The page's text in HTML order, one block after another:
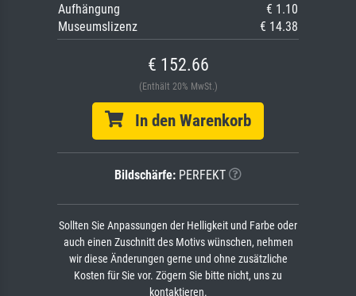
Aufhängung
€ 1.10
Museumslizenz
€ 14.38
€ 152.66
(Enthält 20% MwSt.)
In den Warenkorb
Bildschärfe: PERFEKT
Sollten Sie Anpassungen der Helligkeit und Farbe oder
auch einen Zuschnitt des Motivs wünschen, nehmen
wir diese Änderungen gerne und ohne zusätzliche
Kosten für Sie vor. Zögern Sie bitte nicht, uns zu
kontaktieren.